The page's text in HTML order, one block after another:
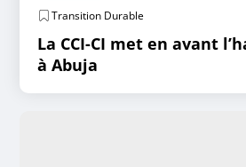
Transition Durable
La CCI-CI met en avant
à Abuja